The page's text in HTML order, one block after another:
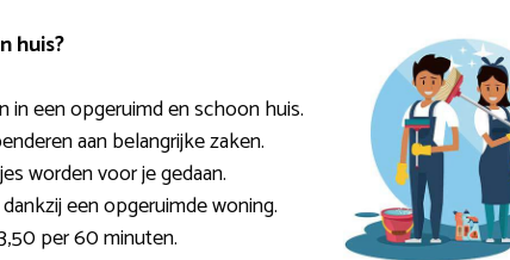
huis?
in een opgeruimd en schoon huis.
aan belangrijke zaken.
worden voor je gedaan.
een opgeruimde woning.
per 60 minuten.